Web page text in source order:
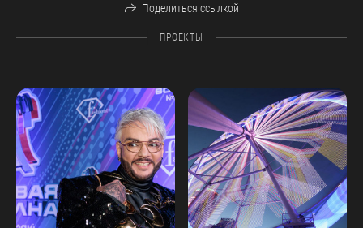
Поделиться ссылкой
ПРОЕКТЫ